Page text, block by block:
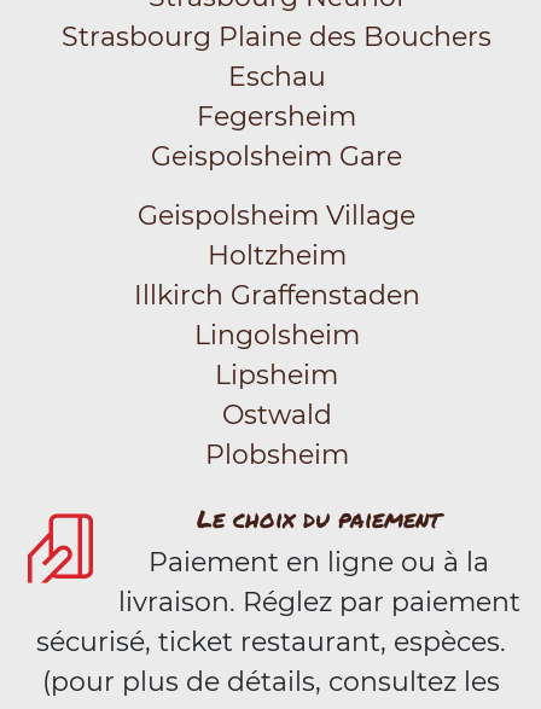
Strasbourg Plaine des Bouchers
Eschau
Fegersheim
Geispolsheim Gare
Geispolsheim Village
Holtzheim
Illkirch Graffenstaden
Lingolsheim
Lipsheim
Ostwald
Plobsheim
Le choix du paiement
Paiement en ligne ou à la
livraison. Réglez par paiement
sécurisé, ticket restaurant, espèces.
(pour plus de détails, consultez les